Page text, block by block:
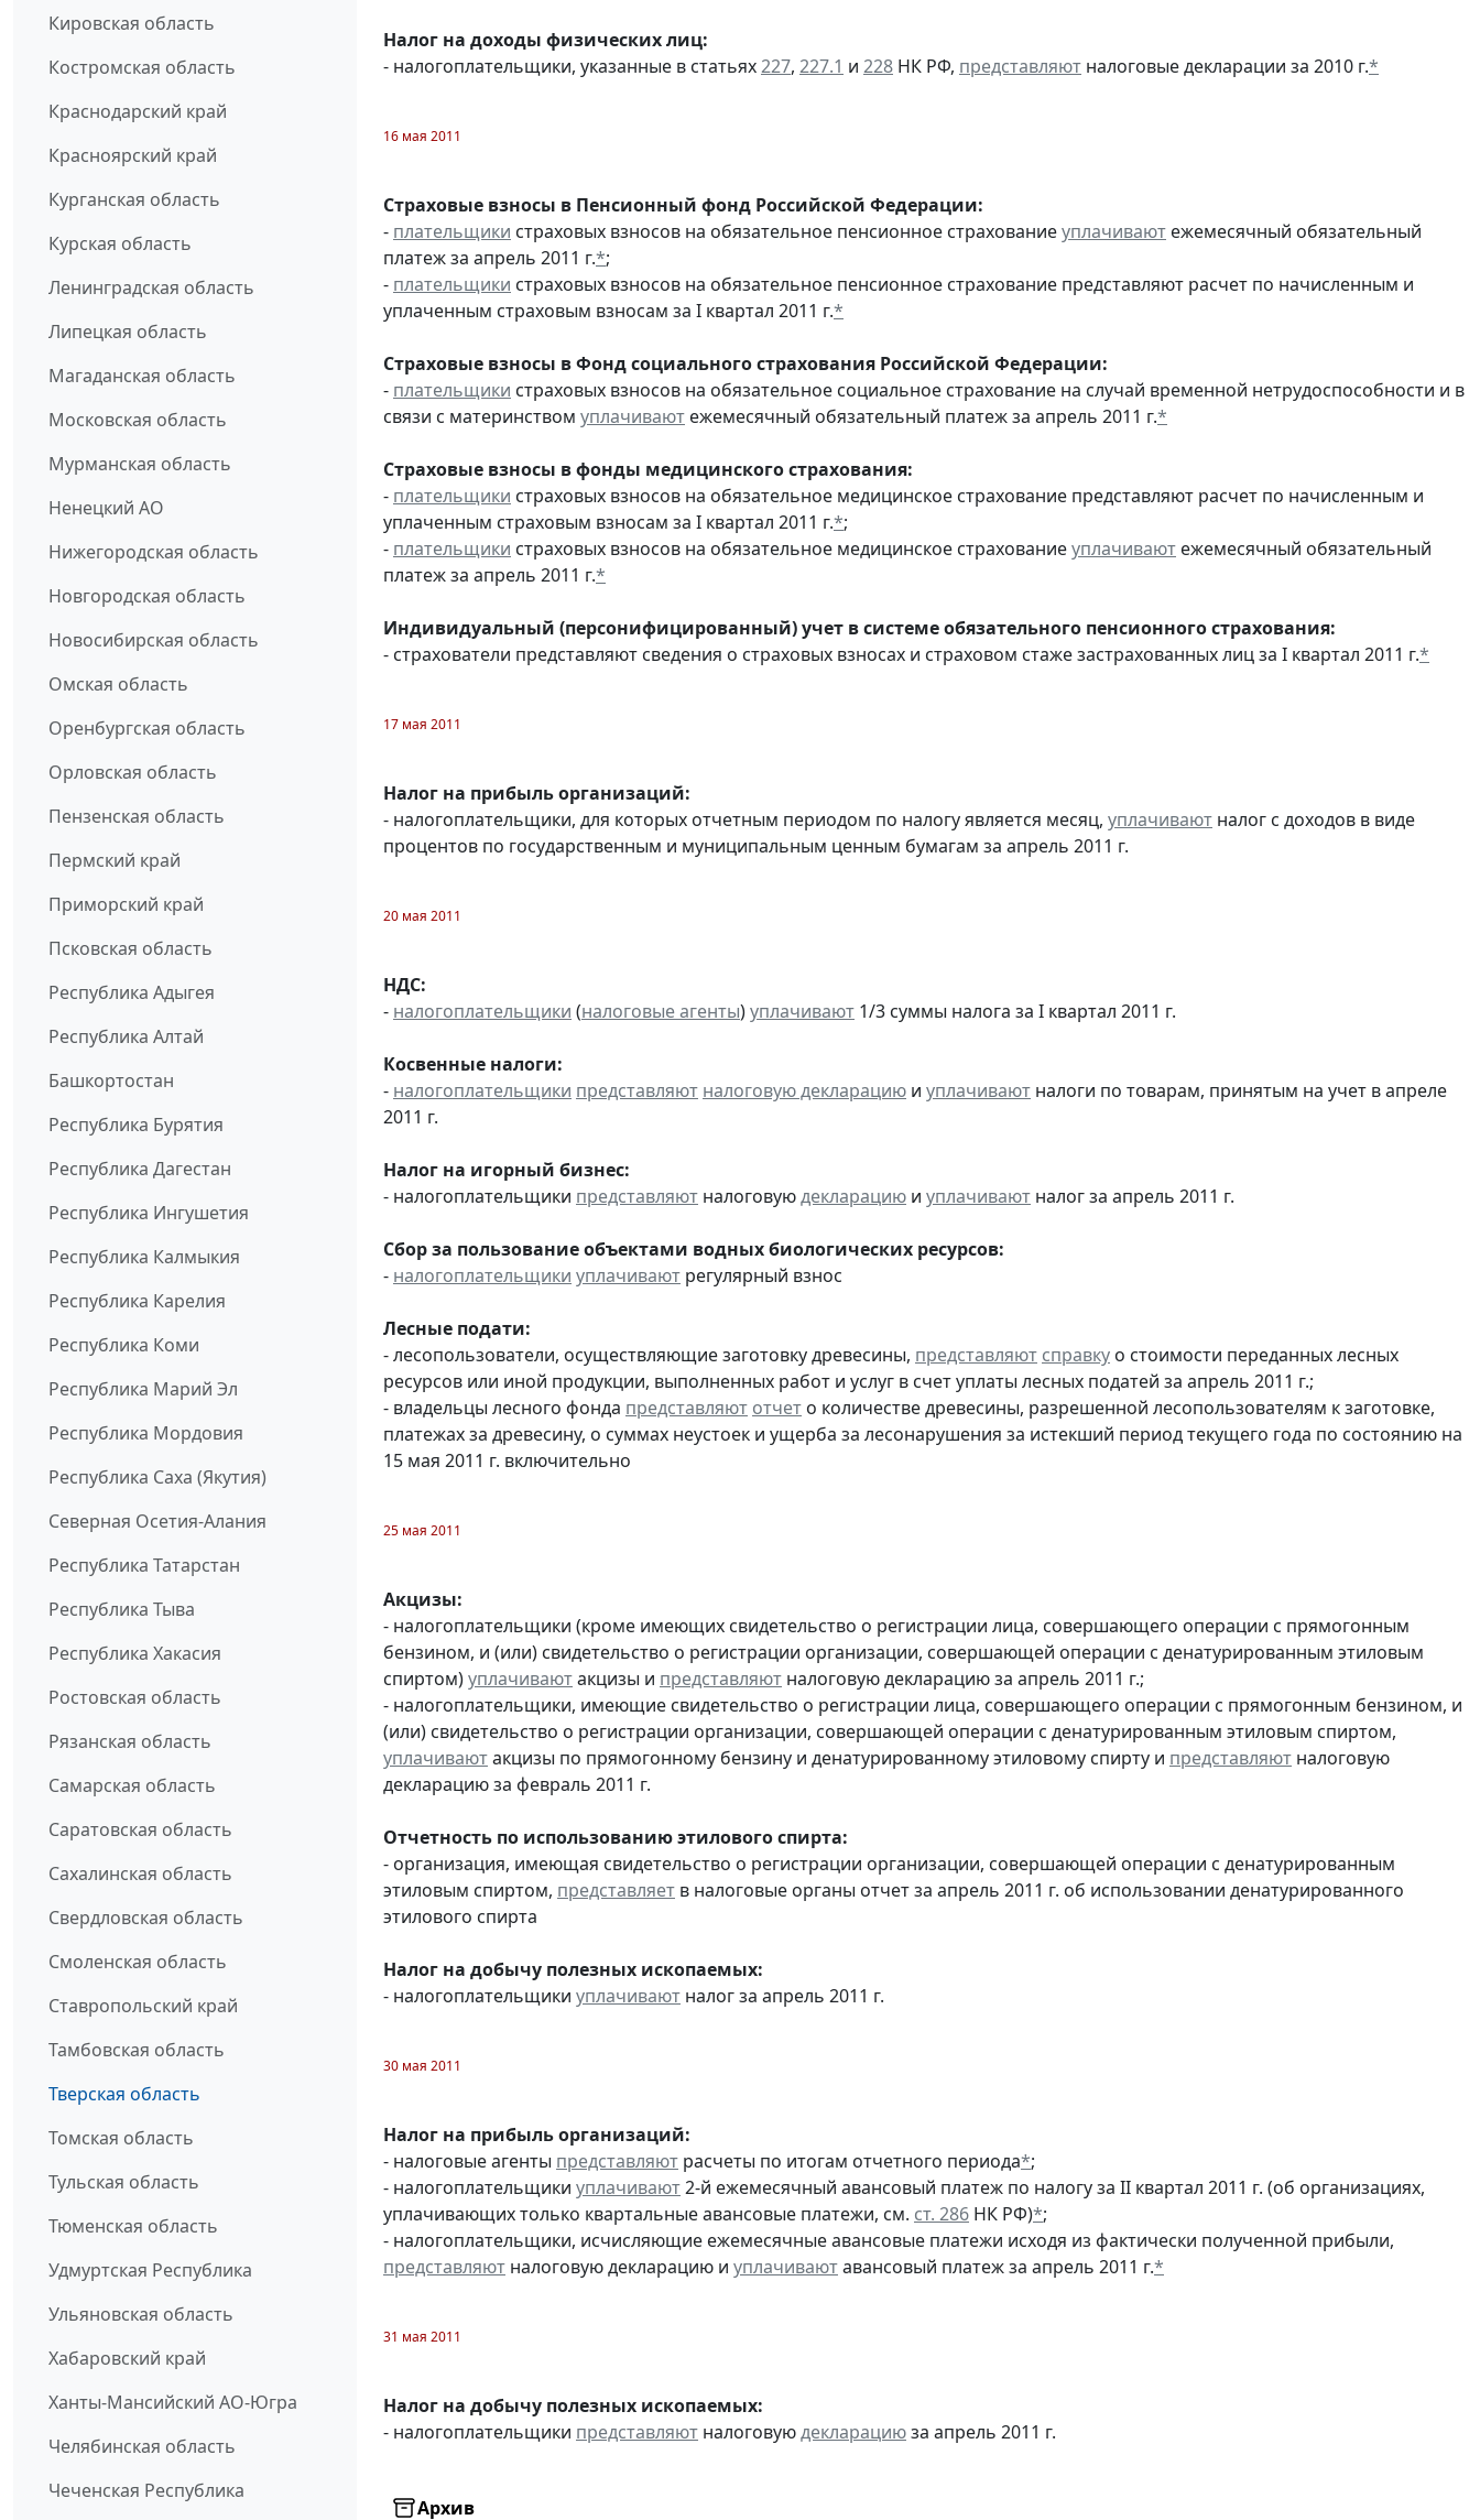
Кировская область
Костромская область
Краснодарский край
Красноярский край
Курганская область
Курская область
Ленинградская область
Липецкая область
Магаданская область
Московская область
Мурманская область
Ненецкий АО
Нижегородская область
Новгородская область
Новосибирская область
Омская область
Оренбургская область
Орловская область
Пензенская область
Пермский край
Приморский край
Псковская область
Республика Адыгея
Республика Алтай
Башкортостан
Республика Бурятия
Республика Дагестан
Республика Ингушетия
Республика Калмыкия
Республика Карелия
Республика Коми
Республика Марий Эл
Республика Мордовия
Республика Саха (Якутия)
Северная Осетия-Алания
Республика Татарстан
Республика Тыва
Республика Хакасия
Ростовская область
Рязанская область
Самарская область
Саратовская область
Сахалинская область
Свердловская область
Смоленская область
Ставропольский край
Тамбовская область
Тверская область
Томская область
Тульская область
Тюменская область
Удмуртская Республика
Ульяновская область
Хабаровский край
Ханты-Мансийский АО-Югра
Челябинская область
Чеченская Республика
Налог на доходы физических лиц:
- налогоплательщики, указанные в статьях227, 227.1 и 228 НК РФ, представляют налоговые декларации за 2010 г.*
16 мая 2011
Страховые взносы в Пенсионный фонд Российской Федерации:
- плательщики страховых взносов на обязательное пенсионное страхованиеуплачивают ежемесячный обязательный
платеж за апрель 2011 г.*;
- плательщики страховых взносов на обязательное пенсионное страхование представляют расчет по начисленным и
уплаченным страховым взносам за I квартал 2011 г.*
Страховые взносы в Фонд социального страхования Российской Федерации:
- плательщики страховых взносов на обязательное социальное страхование на случай временной нетрудоспособности и в
связи с материнством уплачивают ежемесячный обязательный платеж за апрель 2011 г.*
Страховые взносы в фонды медицинского страхования:
- плательщики страховых взносов на обязательное медицинское страхование представляют расчет по начисленным и
уплаченным страховым взносам за I квартал 2011 г.*;
- плательщики страховых взносов на обязательное медицинское страхованиеуплачивают ежемесячный обязательный
платеж за апрель 2011 г.*
Индивидуальный (персонифицированный) учет в системе обязательного пенсионного страхования:
- страхователи представляют сведения о страховых взносах и страховом стаже застрахованных лиц за I квартал 2011 г.*
17 мая 2011
Налог на прибыль организаций:
- налогоплательщики, для которых отчетным периодом по налогу является месяц, уплачивают налог с доходов в виде
процентов по государственным и муниципальным ценным бумагам за апрель 2011 г.
20 мая 2011
НДС:
- налогоплательщики (налоговые агенты)уплачивают 1/3 суммы налога за I квартал 2011 г.
Косвенные налоги:
- налогоплательщики представляют налоговую декларацию и уплачивают налоги по товарам, принятым на учет в апреле
2011 г.
Налог на игорный бизнес:
- налогоплательщики представляют налоговуюдекларацию и уплачивают налог за апрель 2011 г.
Сбор за пользование объектами водных биологических ресурсов:
- налогоплательщики уплачивают регулярный взнос
Лесные подати:
- лесопользователи, осуществляющие заготовку древесины, представляют справку о стоимости переданных лесных
ресурсов или иной продукции, выполненных работ и услуг в счет уплаты лесных податей за апрель 2011 г.;
- владельцы лесного фонда представляют отчет о количестве древесины, разрешенной лесопользователям к заготовке,
платежах за древесину, о суммах неустоек и ущерба за лесонарушения за истекший период текущего года по состоянию на
15 мая 2011 г. включительно
25 мая 2011
Акцизы:
- налогоплательщики (кроме имеющих свидетельство о регистрации лица, совершающего операции с прямогонным
бензином, и (или) свидетельство о регистрации организации, совершающей операции с денатурированным этиловым
спиртом)уплачиваютакцизы и представляют налоговую декларацию за апрель 2011 г.;
- налогоплательщики, имеющие свидетельство о регистрации лица, совершающего операции с прямогонным бензином, и
(или) свидетельство о регистрации организации, совершающей операции с денатурированным этиловым спиртом,
уплачиваютакцизы по прямогонному бензину и денатурированному этиловому спирту и представляют налоговую
декларацию за февраль 2011 г.
Отчетность по использованию этилового спирта:
- организация, имеющая свидетельство о регистрации организации, совершающей операции с денатурированным
этиловым спиртом, представляет в налоговые органы отчет за апрель 2011 г. об использовании денатурированного
этилового спирта
Налог на добычу полезных ископаемых:
- налогоплательщики уплачивают налог за апрель 2011 г.
30 мая 2011
Налог на прибыль организаций:
- налоговые агенты представляют расчеты по итогам отчетного периода*;
- налогоплательщики уплачивают2-й ежемесячный авансовый платеж по налогу за II квартал 2011 г. (об организациях,
уплачивающих только квартальные авансовые платежи, см. ст. 286 НК РФ)*;
- налогоплательщики, исчисляющие ежемесячные авансовые платежи исходя из фактически полученной прибыли,
представляют налоговую декларацию и уплачиваютавансовый платеж за апрель 2011 г.*
31 мая 2011
Налог на добычу полезных ископаемых:
- налогоплательщики представляют налоговуюдекларациюза апрель 2011 г.
Архив